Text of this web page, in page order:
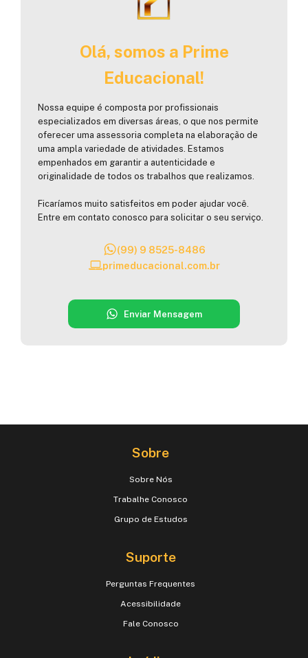
Olá, somos a Prime
Educacional!
Nossa equipe é composta por profissionais
especializados em diversas áreas, o que nos permite
oferecer uma assessoria completa na elaboração de
uma ampla variedade de atividades. Estamos
empenhados em garantir a autenticidade e
originalidade de todos os trabalhos que realizamos.
Ficaríamos muito satisfeitos em poder ajudar você.
Entre em contato conosco para solicitar o seu serviço.
(99) 9 8525-8486
primeducacional.com.br
Enviar Mensagem
Sobre
Sobre Nós
Trabalhe Conosco
Grupo de Estudos
Suporte
Perguntas Frequentes
Acessibilidade
Fale Conosco